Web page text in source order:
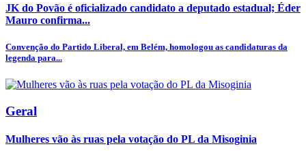
JK do Povão é oficializado candidato a deputado estadual; Éder
Mauro confirma...
Convenção do Partido Liberal, em Belém, homologou as candidaturas da
legenda para...
Geral
Mulheres vão às ruas pela votação do PL da Misoginia